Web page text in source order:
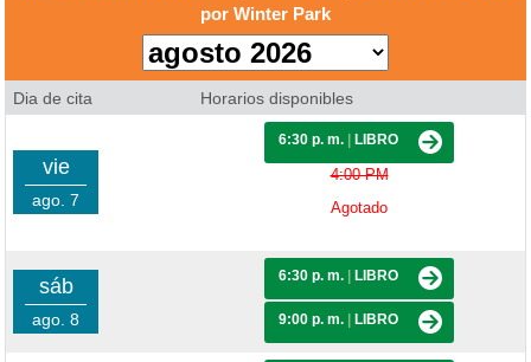
por Winter Park
Dia de cita Horarios disponibles
vie
ago. 7
6:30 p. m. LIBRO
4:00 PM
Agotado
sáb
ago. 8
6:30 p. m. LIBRO
9:00 p. m. LIBRO